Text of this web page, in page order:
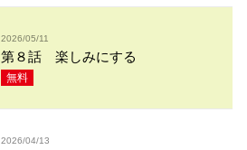
2026/05/11
第８話 楽しみにする
無料
2026/04/13